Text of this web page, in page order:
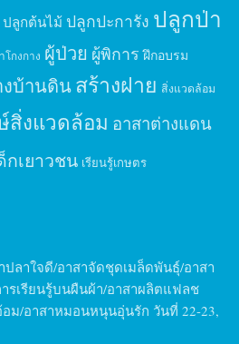
ปลูกต้นไม้ ปลูกปะการัง ปลูกป่า
โกงกาง ผู้ป่วย ผู้พิการ ฝึกอบรม
งบ้านดินสร้างฝาย สิ่งแวดล้อม
สิ่งแวดล้อม อาสาต่างแดน
กเยาวชน เรียนรู้เกษตร
ลาใจดี/อาสาจัดชุดเมล็ดพันธุ์/อาสา
รเรียนรู้บนผืนผ้า/อาสาผลิตแฟลช
อม/อาสาหมอนหนุนอุ่นรัก วันที่ 22-23,